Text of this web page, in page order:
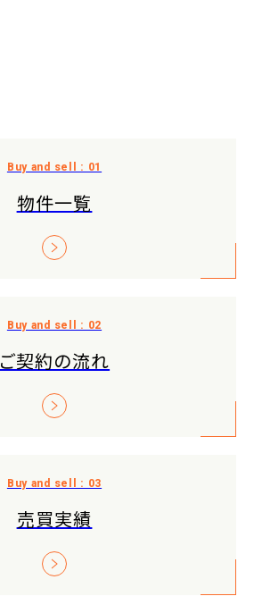
物件一覧
ご契約の流れ
売買実績